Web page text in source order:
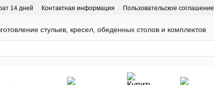
14 дней Контактная информация Пользовательское соглашение
стульев, кресел, обеденных столов и комплектов